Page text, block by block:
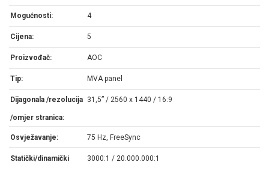
Mogućnosti: 4
Cijena: 5
Proizvođač: AOC
Tip: MVA panel
Dijagonala /rezolucija
/omjer stranica:
31,5” / 2560 x 1440 / 16:9
Osvježavanje: 75 Hz, FreeSync
Statički/dinamički 3000:1 / 20.000.000:1